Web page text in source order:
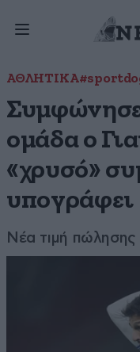
ΑΘΛΗΤΙΚΑ
Συμφώνησε
ομάδα ο
«χρυσό»
υπογράφει
Νέα τιμή